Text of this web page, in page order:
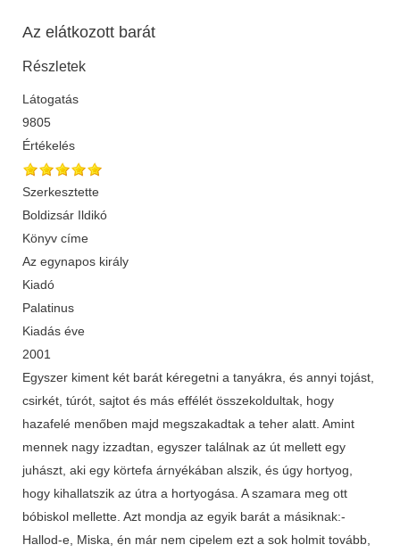
Az elátkozott barát
Részletek
Látogatás
9805
Értékelés
Szerkesztette
Boldizsár Ildikó
Könyv címe
Az egynapos király
Kiadó
Palatinus
Kiadás éve
2001
Egyszer kiment két barát kéregetni a tanyákra, és annyi tojást,
csirkét, túrót, sajtot és más effélét összekoldultak, hogy
hazafelé menőben majd megszakadtak a teher alatt. Amint
mennek nagy izzadtan, egyszer találnak az út mellett egy
juhászt, aki egy körtefa árnyékában alszik, és úgy hortyog,
hogy kihallatszik az útra a hortyogása. A szamara meg ott
bóbiskol mellette. Azt mondja az egyik barát a másiknak:-
Hallod-e, Miska, én már nem cipelem ezt a sok holmit tovább,